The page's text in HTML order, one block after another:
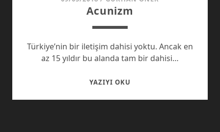
Acunizm
Türkiye’nin bir iletişim dahisi yoktu. Ancak en
az 15 yıldır bu alanda tam bir dahisi…
YAZIYI OKU